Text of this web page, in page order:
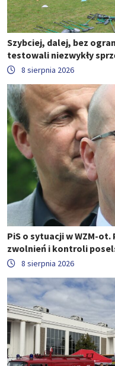
Szybciej, dalej, bez
testowali niezwykły
8 sierpnia 2026
PiS o sytuacji w WZM-
zwolnień i kontroli
8 sierpnia 2026